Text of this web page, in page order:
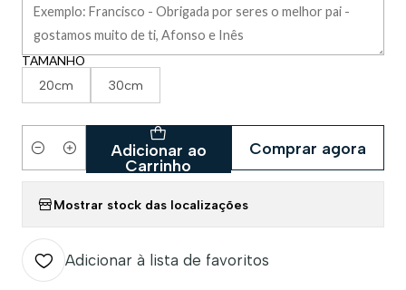
TAMANHO
20cm 30cm
Quantidade
Adicionar ao
Carrinho
Comprar agora
Mostrar stock das localizações
Adicionar à lista de favoritos